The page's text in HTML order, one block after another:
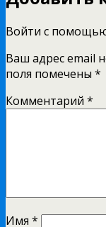
Войти с
Ваш адрес email
поля помечены *
Комментарий *
Имя *